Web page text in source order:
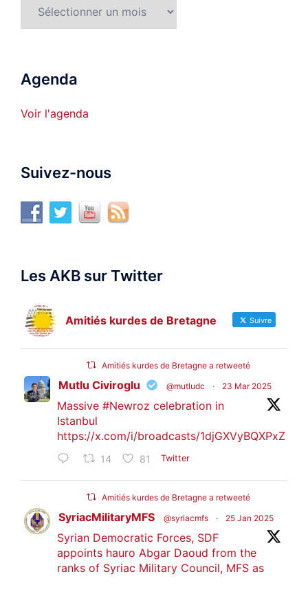
Agenda
Voir l'agenda
Suivez-nous
Les AKB sur Twitter
Amitiés kurdes de Bretagne Suivre
Amitiés kurdes de Bretagne a retweeté
Mutlu Civiroglu @mutludc · 23 Mar 2025
Massive #Newroz celebration in
Istanbul
https://x.com/i/broadcasts/1djGXVyBQXPxZ
14 81 Twitter
Amitiés kurdes de Bretagne a retweeté
SyriacMilitaryMFS @syriacmfs · 25 Jan 2025
Syrian Democratic Forces, SDF
appoints hauro Abgar Daoud from the
ranks of Syriac Military Council, MFS as